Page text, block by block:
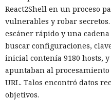
React2Shell en un proceso
vulnerables y robar
escáner rápido y una
buscar configuraciones,
inicial contenía 9180 hosts,
apuntaban al
URL. Talos encontró datos
objetivos.